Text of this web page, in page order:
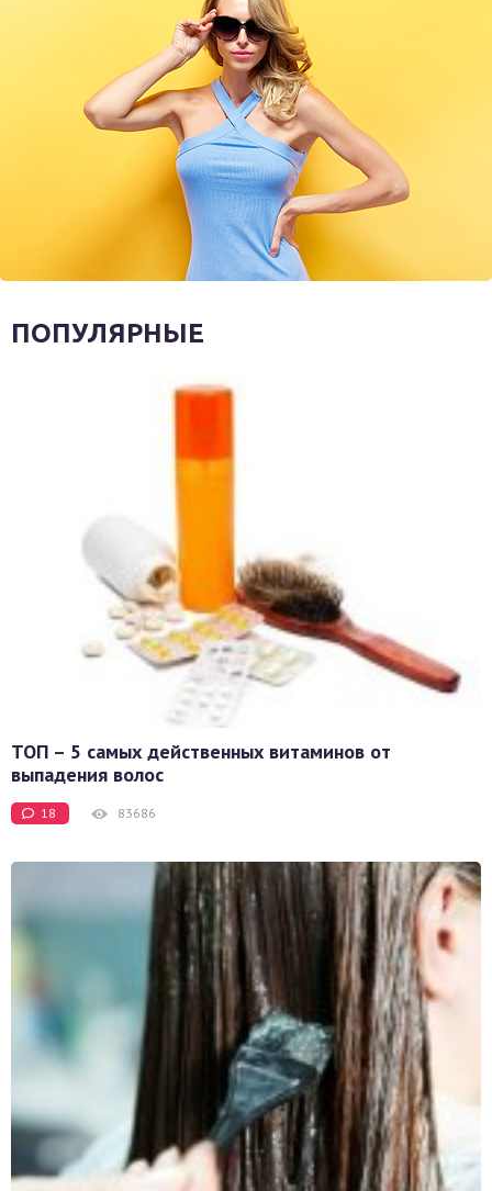
ПОПУЛЯРНЫЕ
ТОП – 5 самых действенных витаминов от
выпадения волос
18 83686